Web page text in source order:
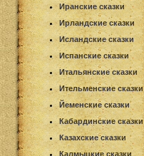
Иранские сказки
Ирландские сказки
Исландские сказки
Испанские сказки
Итальянские сказки
Ительменские сказки
Йеменские сказки
Кабардинские сказки
Казахские сказки
Калмыцкие сказки